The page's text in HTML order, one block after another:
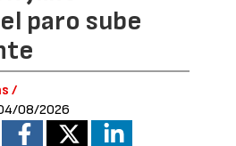
paro sube
/
08/2026